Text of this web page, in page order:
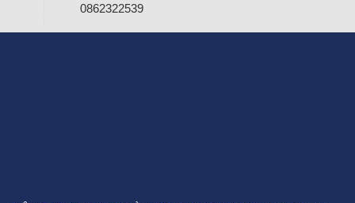
0862322539